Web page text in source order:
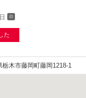
日 日
た
木市藤岡町藤岡1218-1